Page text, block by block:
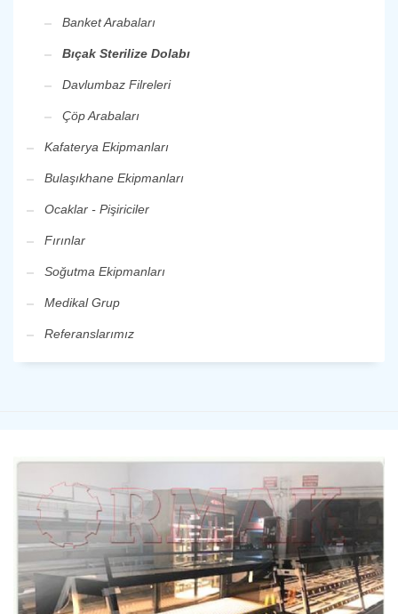
Banket Arabaları
Bıçak Sterilize Dolabı
Davlumbaz Filreleri
Çöp Arabaları
Kafaterya Ekipmanları
Bulaşıkhane Ekipmanları
Ocaklar - Pişiriciler
Fırınlar
Soğutma Ekipmanları
Medikal Grup
Referanslarımız